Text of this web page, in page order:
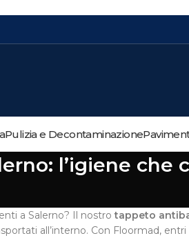
Pulizia e Decontaminazione
l’igiene che
a Salerno? Il nostrotappeto
all’interno. Con Floormad,